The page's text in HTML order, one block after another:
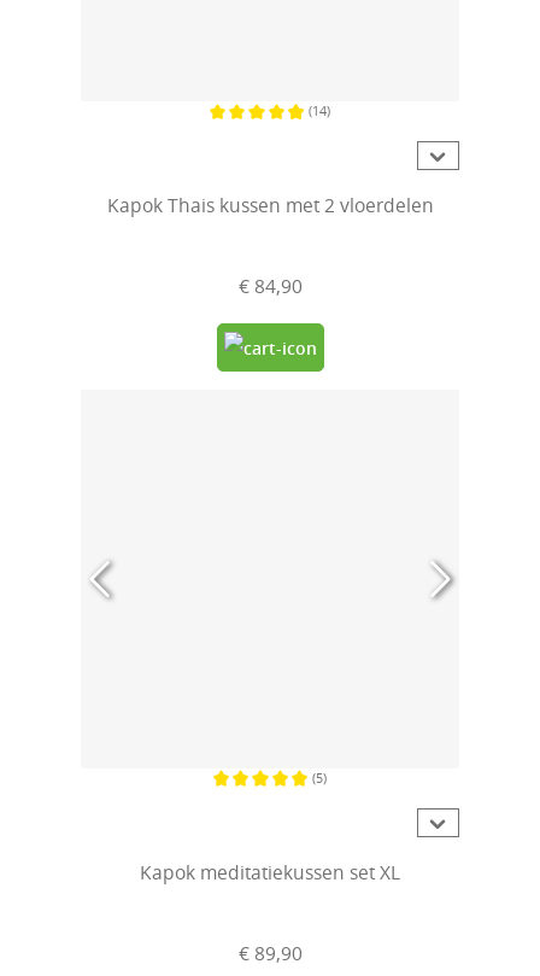
(14)
Kapok Thais kussen met 2 vloerdelen
€ 84,90
(5)
Kapok meditatiekussen set XL
€ 89,90